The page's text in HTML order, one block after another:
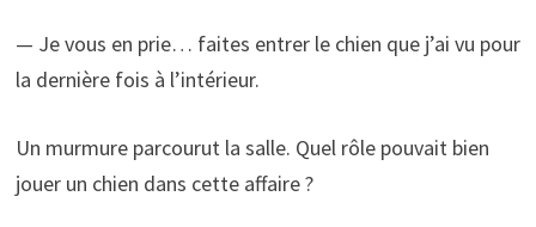
— Je vous en prie… faites entrer le chien que j’ai vu pour
la dernière fois à l’intérieur.
Un murmure parcourut la salle. Quel rôle pouvait bien
jouer un chien dans cette affaire ?